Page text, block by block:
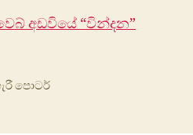
අඩවියේ “වින්දන”
පොටර්